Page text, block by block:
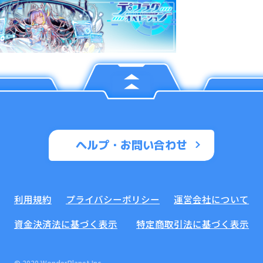
ヘルプ・お問い合わせ
利用規約 プライバシーポリシー
運営会社について
資金決済法に基づく表示
特定商取引法に基づく表示